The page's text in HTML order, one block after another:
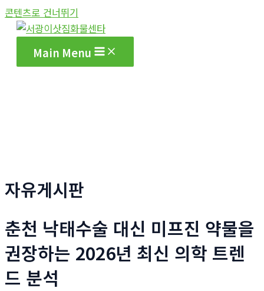
콘텐츠로 건너뛰기
Main Menu
자유게시판
춘천 낙태수술 대신 미프진 약물을
권장하는 2026년 최신 의학 트렌
드 분석